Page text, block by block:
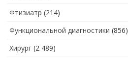
Фтизиатр (214)
Функциональной диагностики (856)
Хирург (2 489)